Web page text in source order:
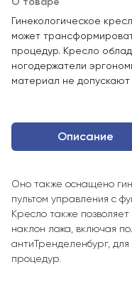
Гинекологическое
может
процедур. Кресло
ногодержатели
материал не допускают
Описание
Оно также оснащено
пультом управления с
Кресло также
наклон ложа, включая
антиТренделенбург,
процедур.